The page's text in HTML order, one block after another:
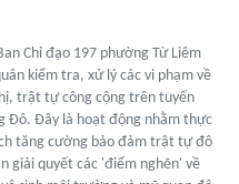
Chỉ đạo 197 phường Từ Liêm
kiểm tra, xử lý các vi phạm về
trật tự công cộng trên tuyến
Đô. Đây là hoạt động nhằm thực
tăng cường bảo đảm trật tự đô
giải quyết các 'điểm nghẽn' về